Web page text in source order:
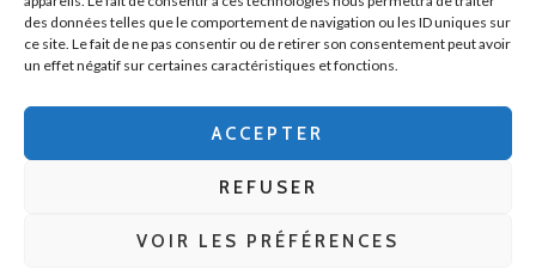
des données telles que le comportement de navigation ou les ID uniques sur
ce site. Le fait de ne pas consentir ou de retirer son consentement peut avoir
un effet négatif sur certaines caractéristiques et fonctions.
ACCEPTER
REFUSER
VOIR LES PRÉFÉRENCES
Légales-